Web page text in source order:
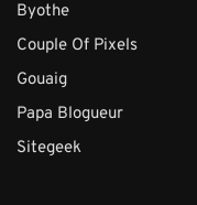
Byothe
Couple Of Pixels
Gouaig
Papa Blogueur
Sitegeek